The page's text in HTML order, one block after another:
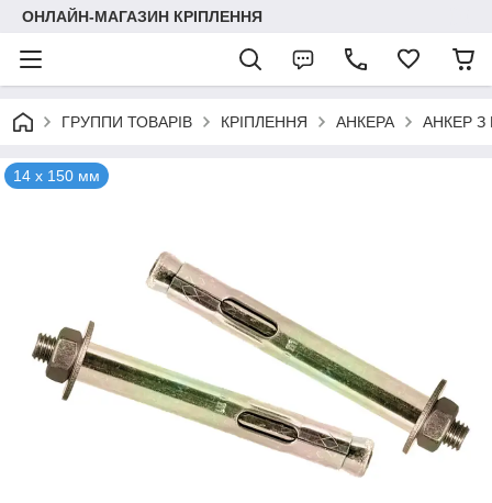
ОНЛАЙН-МАГАЗИН КРІПЛЕННЯ
ГРУППИ ТОВАРІВ КРІПЛЕННЯ АНКЕРА АНКЕР
14 х 150 мм